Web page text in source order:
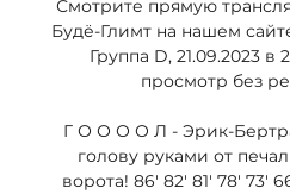
Смотрите прямую
Будё-Глимт на нашем
Группа D, 21.09.2023 в
просмотр без
Г О О О О Л - Эрик-
голову руками от
ворота! 86' 82' 81' 78' 73'